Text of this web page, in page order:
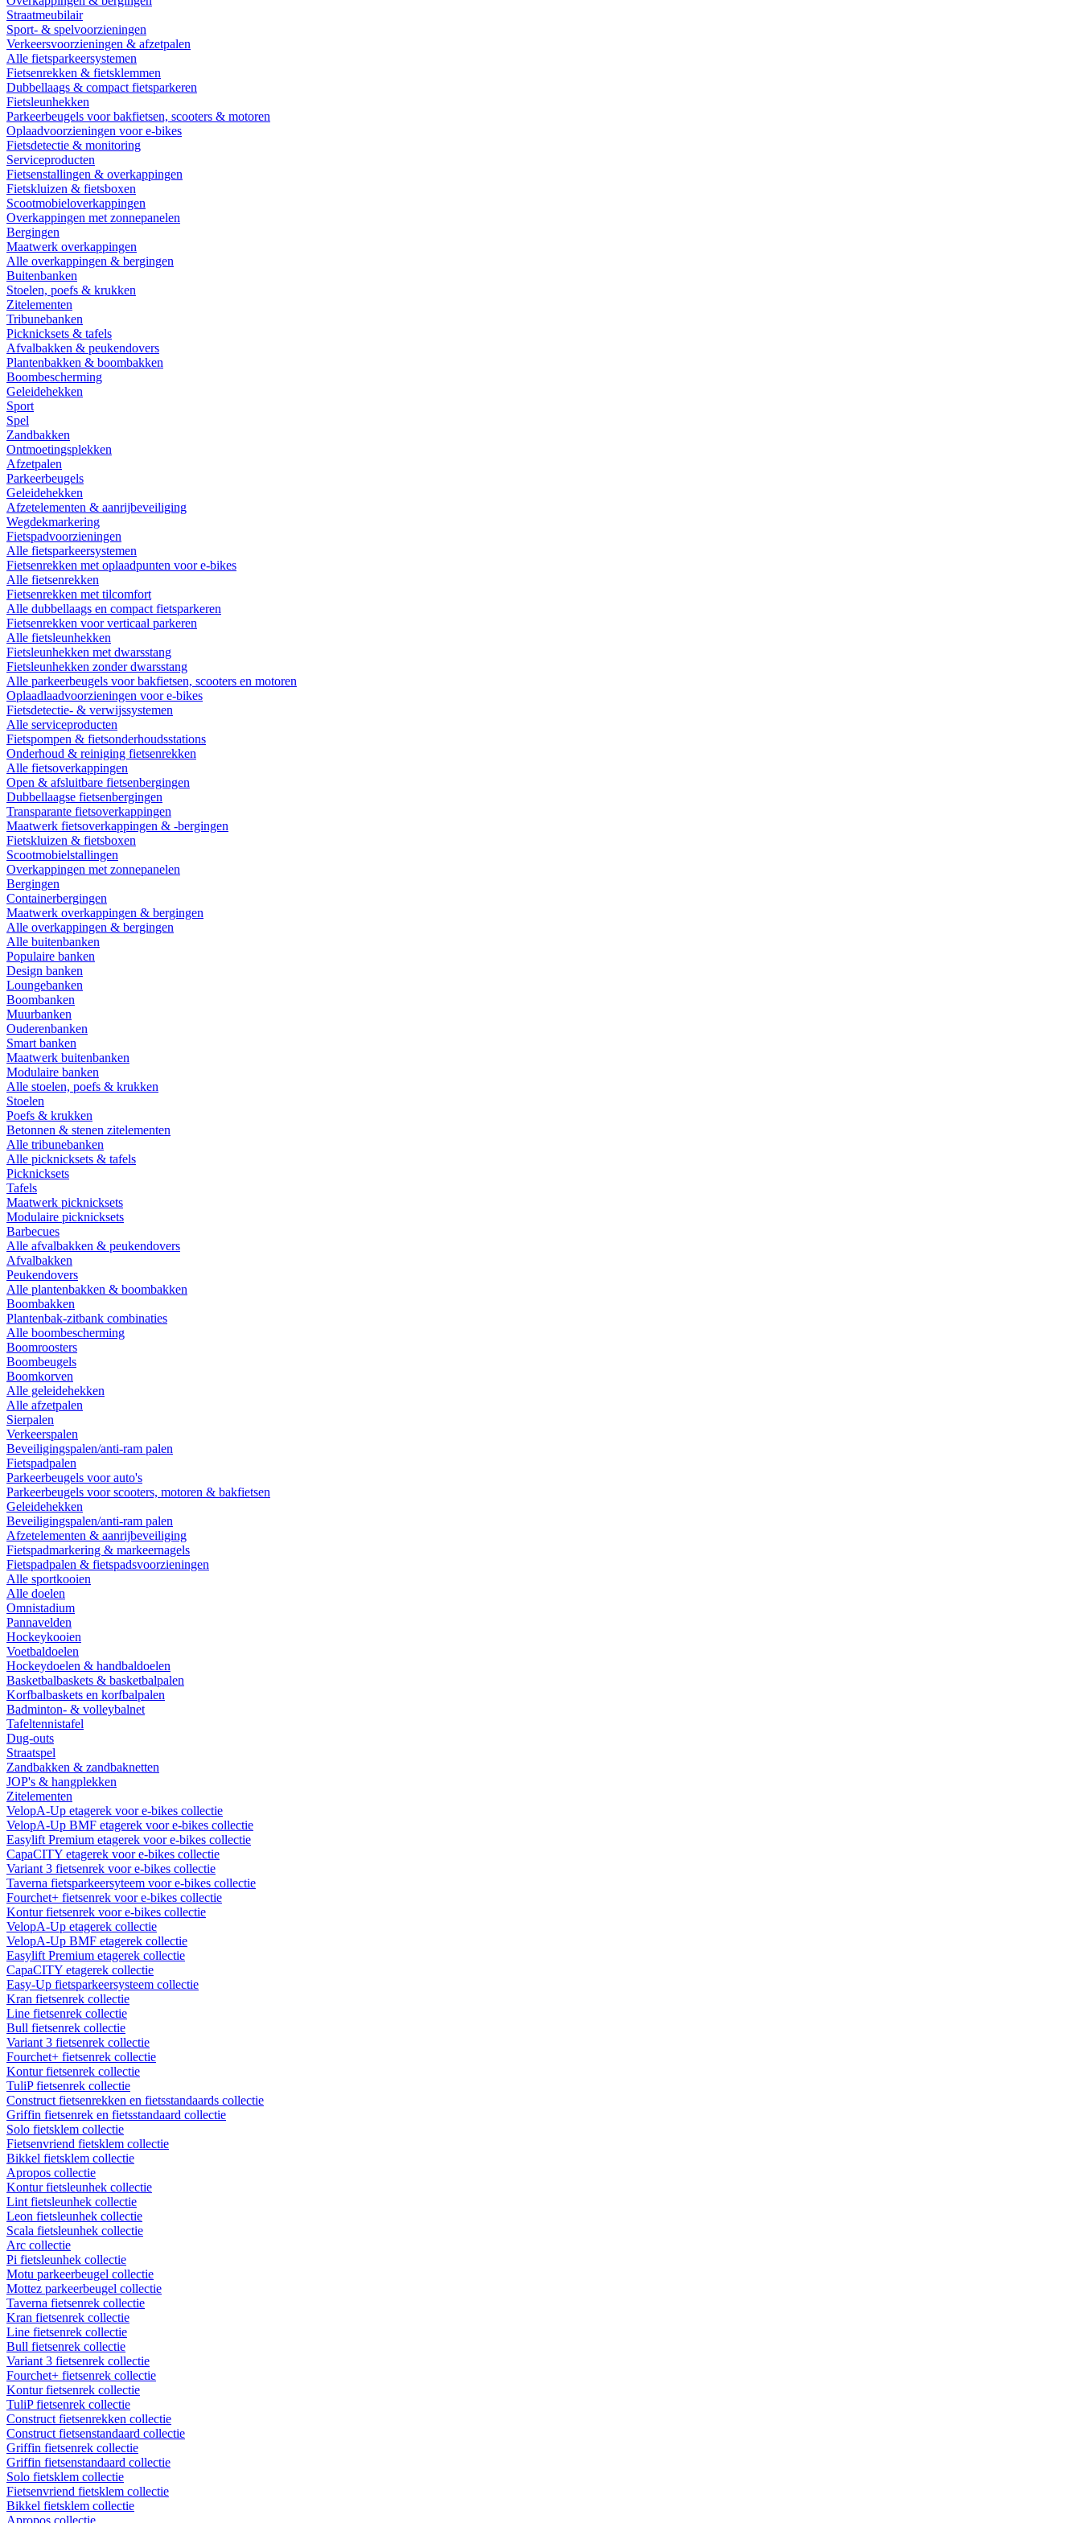
Straatmeubilair
Sport- & spelvoorzieningen
Verkeersvoorzieningen & afzetpalen
Alle fietsparkeersystemen
Fietsenrekken & fietsklemmen
Dubbellaags & compact fietsparkeren
Fietsleunhekken
Parkeerbeugels voor bakfietsen, scooters & motoren
Oplaadvoorzieningen voor e-bikes
Fietsdetectie & monitoring
Serviceproducten
Fietsenstallingen & overkappingen
Fietskluizen & fietsboxen
Scootmobieloverkappingen
Overkappingen met zonnepanelen
Bergingen
Maatwerk overkappingen
Alle overkappingen & bergingen
Buitenbanken
Stoelen, poefs & krukken
Zitelementen
Tribunebanken
Picknicksets & tafels
Afvalbakken & peukendovers
Plantenbakken & boombakken
Boombescherming
Geleidehekken
Sport
Spel
Zandbakken
Ontmoetingsplekken
Afzetpalen
Parkeerbeugels
Geleidehekken
Afzetelementen & aanrijbeveiliging
Wegdekmarkering
Fietspadvoorzieningen
Alle fietsparkeersystemen
Fietsenrekken met oplaadpunten voor e-bikes
Alle fietsenrekken
Fietsenrekken met tilcomfort
Alle dubbellaags en compact fietsparkeren
Fietsenrekken voor verticaal parkeren
Alle fietsleunhekken
Fietsleunhekken met dwarsstang
Fietsleunhekken zonder dwarsstang
Alle parkeerbeugels voor bakfietsen, scooters en motoren
Oplaadlaadvoorzieningen voor e-bikes
Fietsdetectie- & verwijssystemen
Alle serviceproducten
Fietspompen & fietsonderhoudsstations
Onderhoud & reiniging fietsenrekken
Alle fietsoverkappingen
Open & afsluitbare fietsenbergingen
Dubbellaagse fietsenbergingen
Transparante fietsoverkappingen
Maatwerk fietsoverkappingen & -bergingen
Fietskluizen & fietsboxen
Scootmobielstallingen
Overkappingen met zonnepanelen
Bergingen
Containerbergingen
Maatwerk overkappingen & bergingen
Alle overkappingen & bergingen
Alle buitenbanken
Populaire banken
Design banken
Loungebanken
Boombanken
Muurbanken
Ouderenbanken
Smart banken
Maatwerk buitenbanken
Modulaire banken
Alle stoelen, poefs & krukken
Stoelen
Poefs & krukken
Betonnen & stenen zitelementen
Alle tribunebanken
Alle picknicksets & tafels
Picknicksets
Tafels
Maatwerk picknicksets
Modulaire picknicksets
Barbecues
Alle afvalbakken & peukendovers
Afvalbakken
Peukendovers
Alle plantenbakken & boombakken
Boombakken
Plantenbak-zitbank combinaties
Alle boombescherming
Boomroosters
Boombeugels
Boomkorven
Alle geleidehekken
Alle afzetpalen
Sierpalen
Verkeerspalen
Beveiligingspalen/anti-ram palen
Fietspadpalen
Parkeerbeugels voor auto's
Parkeerbeugels voor scooters, motoren & bakfietsen
Geleidehekken
Beveiligingspalen/anti-ram palen
Afzetelementen & aanrijbeveiliging
Fietspadmarkering & markeernagels
Fietspadpalen & fietspadsvoorzieningen
Alle sportkooien
Alle doelen
Omnistadium
Pannavelden
Hockeykooien
Voetbaldoelen
Hockeydoelen & handbaldoelen
Basketbalbaskets & basketbalpalen
Korfbalbaskets en korfbalpalen
Badminton- & volleybalnet
Tafeltennistafel
Dug-outs
Straatspel
Zandbakken & zandbaknetten
JOP's & hangplekken
Zitelementen
VelopA-Up etagerek voor e-bikes collectie
VelopA-Up BMF etagerek voor e-bikes collectie
Easylift Premium etagerek voor e-bikes collectie
CapaCITY etagerek voor e-bikes collectie
Variant 3 fietsenrek voor e-bikes collectie
Taverna fietsparkeersyteem voor e-bikes collectie
Fourchet+ fietsenrek voor e-bikes collectie
Kontur fietsenrek voor e-bikes collectie
VelopA-Up etagerek collectie
VelopA-Up BMF etagerek collectie
Easylift Premium etagerek collectie
CapaCITY etagerek collectie
Easy-Up fietsparkeersysteem collectie
Kran fietsenrek collectie
Line fietsenrek collectie
Bull fietsenrek collectie
Variant 3 fietsenrek collectie
Fourchet+ fietsenrek collectie
Kontur fietsenrek collectie
TuliP fietsenrek collectie
Construct fietsenrekken en fietsstandaards collectie
Griffin fietsenrek en fietsstandaard collectie
Solo fietsklem collectie
Fietsenvriend fietsklem collectie
Bikkel fietsklem collectie
Apropos collectie
Kontur fietsleunhek collectie
Lint fietsleunhek collectie
Leon fietsleunhek collectie
Scala fietsleunhek collectie
Arc collectie
Pi fietsleunhek collectie
Motu parkeerbeugel collectie
Mottez parkeerbeugel collectie
Taverna fietsenrek collectie
Kran fietsenrek collectie
Line fietsenrek collectie
Bull fietsenrek collectie
Variant 3 fietsenrek collectie
Fourchet+ fietsenrek collectie
Kontur fietsenrek collectie
TuliP fietsenrek collectie
Construct fietsenrekken collectie
Construct fietsenstandaard collectie
Griffin fietsenrek collectie
Griffin fietsenstandaard collectie
Solo fietsklem collectie
Fietsenvriend fietsklem collectie
Bikkel fietsklem collectie
Apropos collectie